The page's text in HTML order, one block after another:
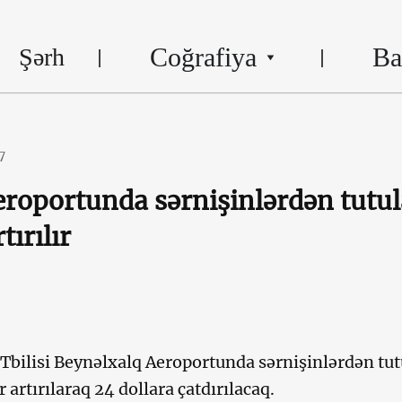
Şərh Coğrafiya
sərnişinlərdən
Beynəlxalq Aeroportunda sərnişinlərdən
24 dollara çatdırılacaq.